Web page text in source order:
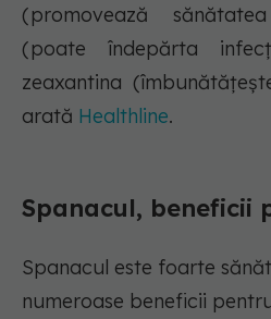
(promovează
(poate îndepărta
zeaxantina
arată Healthline.
Spanacul, beneficii
Spanacul este foarte
numeroase beneficii